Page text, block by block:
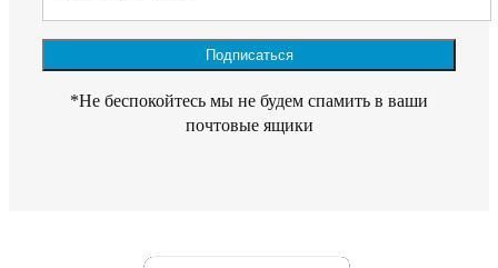
*Не беспокойтесь мы не будем спамить в ваши
почтовые ящики